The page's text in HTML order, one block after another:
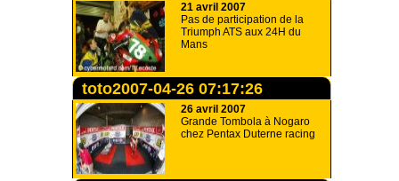
21 avril 2007
Pas de participation de la
Triumph ATS aux 24H du
Mans
toto2007-04-26 07:17:26
26 avril 2007
Grande Tombola à Nogaro
chez Pentax Duterne racing